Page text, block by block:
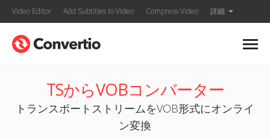
Video Editor Add Subtitles to Video Compress Video 詳細
TSからVOBコンバーター
トランスポートストリームをVOB形式にオンライ
ン変換